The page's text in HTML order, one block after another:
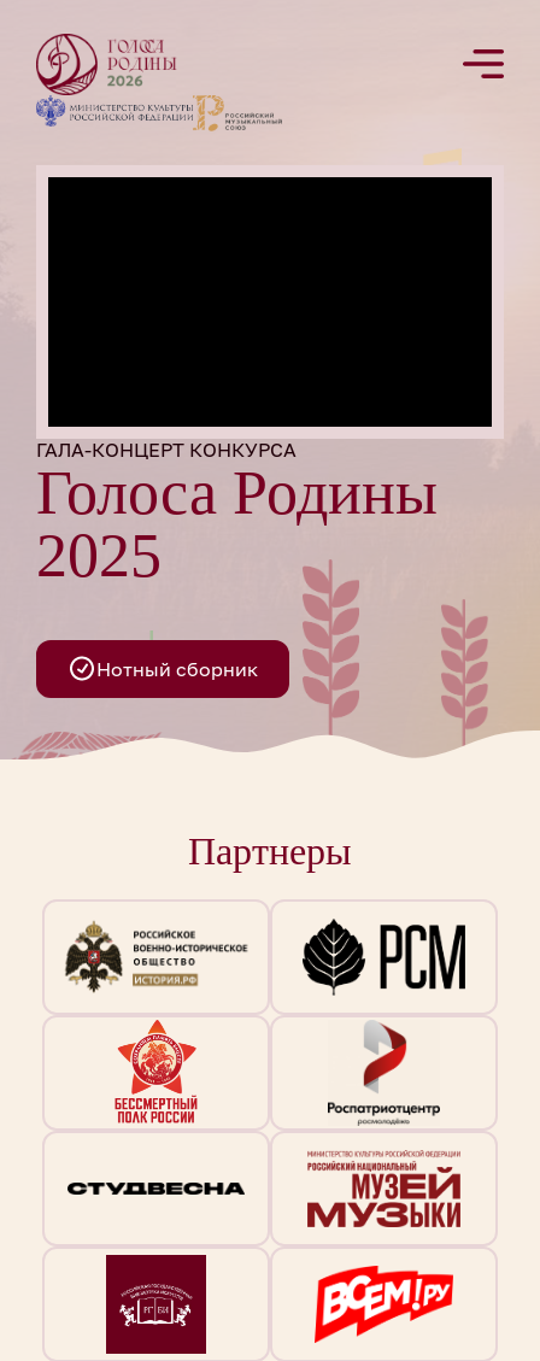
ГАЛА-КОНЦЕРТ КОНКУРСА
Голоса Родины
2025
Нотный сборник
Партнеры